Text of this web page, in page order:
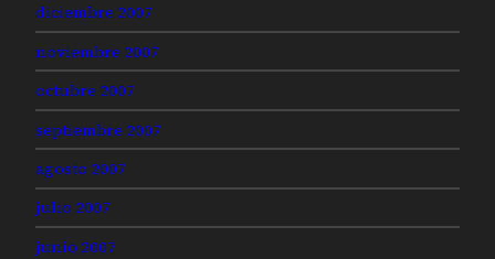
diciembre 2007
noviembre 2007
octubre 2007
septiembre 2007
agosto 2007
julio 2007
junio 2007